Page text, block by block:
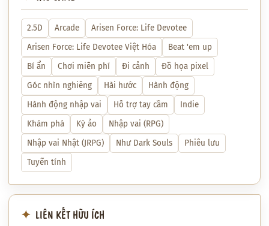
2.5D Arcade
Arisen Force: Life Devotee
Arisen Force: Life Devotee Việt Hóa
Beat 'em up
Bí ẩn
Chơi miễn phí Đi cảnh
Đồ họa pixel
Góc nhìn nghiêng
Hài hước
Hành động
Hành động nhập vai
Hỗ trợ tay cầm
Indie
Khám phá
Kỳ ảo
Nhập vai (RPG)
Nhập vai Nhật (JRPG)
Như Dark Souls
Phiêu lưu
Tuyến tính
LIÊN KẾT HỮU ÍCH